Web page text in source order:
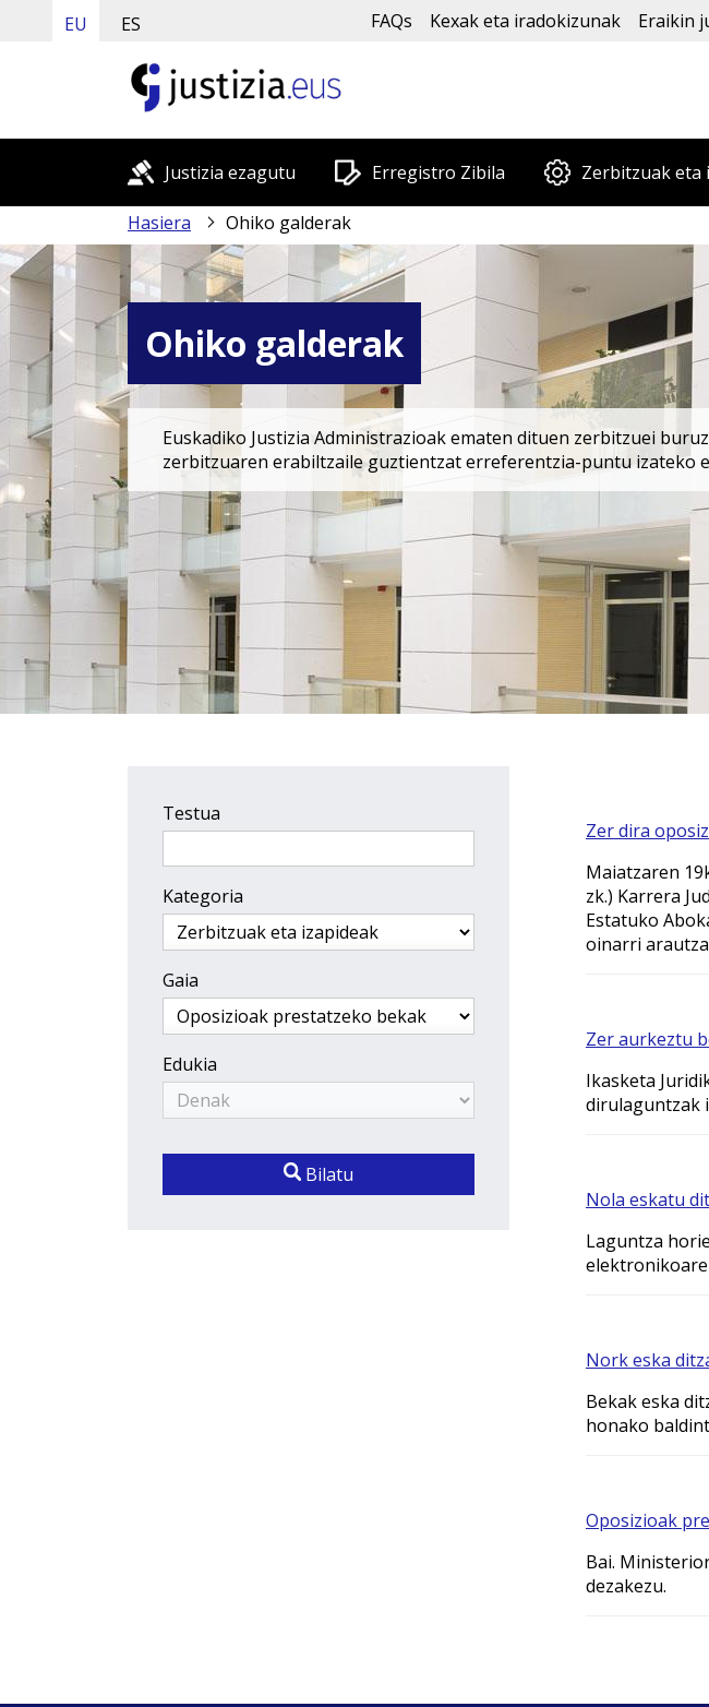
EU ES FAQs Kexak eta iradokizunak Eraikin
Justizia ezagutu Erregistro Zibila Zerbitzuak eta
Hasiera Ohiko galderak
Ohiko galderak
Euskadiko Justizia Administrazioak ematen dituen zerbitzuei
zerbitzuaren erabiltzaile guztientzat erreferentzia-puntu izateko
Testua
Kategoria
Gaia
Edukia
Bilatu
Zer dira
Maiatzaren
zk.) Karrera
Estatuko
oinarri
Zer aurkeztu
Ikasketa
dirulaguntzak
Nola eskatu
Laguntza
Nork eska
Bekak eska
honako
Oposizioak
Bai.
dezakezu.